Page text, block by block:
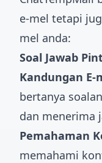
e-mel tetapi
mel anda:
Soal Jawab
Kandungan E-
bertanya
dan menerima
Pemahaman
memahami